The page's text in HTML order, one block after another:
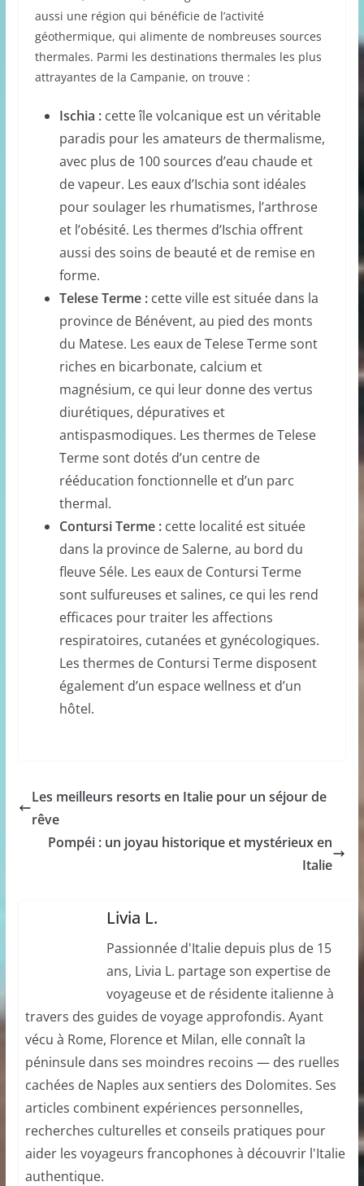
aussi une région qui bénéficie de l’activité
géothermique, qui alimente de nombreuses sources
thermales. Parmi les destinations thermales les plus
attrayantes de la Campanie, on trouve :
Ischia :cette île volcanique est un véritable
paradis pour les amateurs de thermalisme,
avec plus de 100 sources d’eau chaude et
de vapeur. Les eaux d’Ischia sont idéales
pour soulager les rhumatismes, l’arthrose
et l’obésité. Les thermes d’Ischia offrent
aussi des soins de beauté et de remise en
forme.
Telese Terme :cette ville est située dans la
province de Bénévent, au pied des monts
du Matese. Les eaux de Telese Terme sont
riches en bicarbonate, calcium et
magnésium, ce qui leur donne des vertus
diurétiques, dépuratives et
antispasmodiques. Les thermes de Telese
Terme sont dotés d’un centre de
rééducation fonctionnelle et d’un parc
thermal.
Contursi Terme :cette localité est située
dans la province de Salerne, au bord du
fleuve Séle. Les eaux de Contursi Terme
sont sulfureuses et salines, ce qui les rend
efficaces pour traiter les affections
respiratoires, cutanées et gynécologiques.
Les thermes de Contursi Terme disposent
également d’un espace wellness et d’un
hôtel.
Les meilleurs resorts en Italie pour un séjour de
rêve
Pompéi : un joyau historique et mystérieux en
Italie
Livia L.
Passionnée d'Italie depuis plus de 15
ans, Livia L. partage son expertise de
voyageuse et de résidente italienne à
travers des guides de voyage approfondis. Ayant
vécu à Rome, Florence et Milan, elle connaît la
péninsule dans ses moindres recoins — des ruelles
cachées de Naples aux sentiers des Dolomites. Ses
articles combinent expériences personnelles,
recherches culturelles et conseils pratiques pour
aider les voyageurs francophones à découvrir l'Italie
authentique.